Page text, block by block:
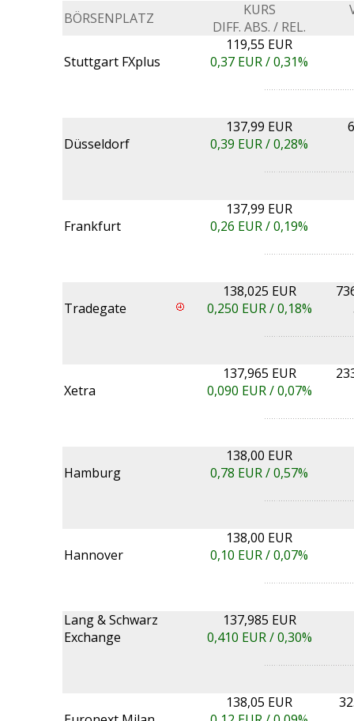
BÖRSENPLATZ
KURS
DIFF. ABS. / REL.
Stuttgart FXplus
119,55 EUR
0,37 EUR /0,31%
Düsseldorf
137,99 EUR
0,39 EUR /0,28%
Frankfurt
137,99 EUR
0,26 EUR /0,19%
Tradegate
138,025 EUR
0,250 EUR /0,18%
Xetra
137,965 EUR
0,090 EUR /0,07%
Hamburg
138,00 EUR
0,78 EUR /0,57%
Hannover
138,00 EUR
0,10 EUR /0,07%
Lang & Schwarz
Exchange
137,985 EUR
0,410 EUR /0,30%
138,05 EUR